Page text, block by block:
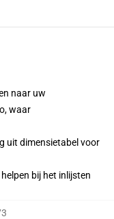
naar uw
waar
uit dimensietabel voor
bij het inlijsten